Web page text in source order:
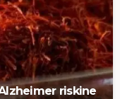
riskine